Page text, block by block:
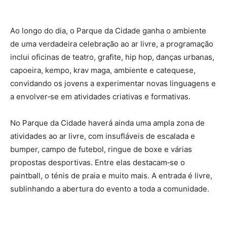
Ao longo do dia, o Parque da Cidade ganha o ambiente
de uma verdadeira celebração ao ar livre, a programação
inclui oficinas de teatro, grafite, hip hop, danças urbanas,
capoeira, kempo, krav maga, ambiente e catequese,
convidando os jovens a experimentar novas linguagens e
a envolver‑se em atividades criativas e formativas.
No Parque da Cidade haverá ainda uma ampla zona de
atividades ao ar livre, com insufláveis de escalada e
bumper, campo de futebol, ringue de boxe e várias
propostas desportivas. Entre elas destacam‑se o
paintball, o ténis de praia e muito mais. A entrada é livre,
sublinhando a abertura do evento a toda a comunidade.